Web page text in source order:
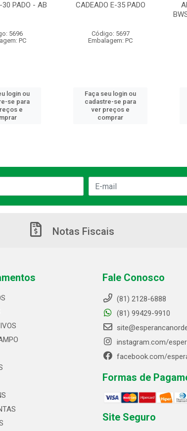
30 PADO - AB
5696
PC
login ou
se para
e
CADEADO E-35 PADO
Código: 5697
Embalagem: PC
Faça seu login ou
cadastre-se para
ver preços e
comprar
Notas Fiscais
Fale Conosco
(81) 2128-6888
(81) 99429-9910
instagram.com/
facebook.com/
Formas de
Site Seguro